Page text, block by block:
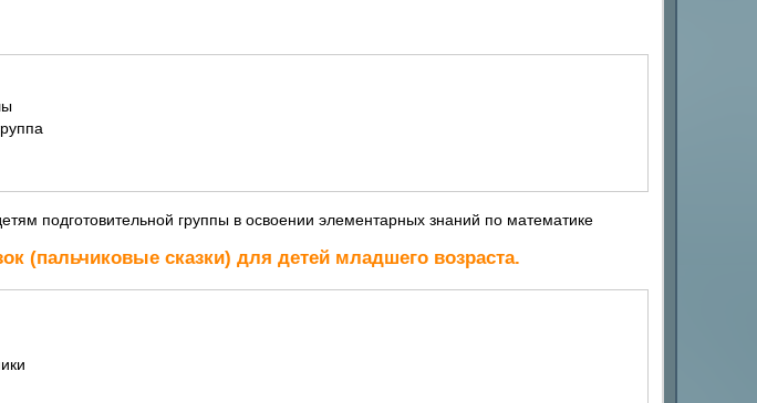
подготовительной группы в освоении элементарных знаний по математике
(пальчиковые сказки) для детей младшего возраста.